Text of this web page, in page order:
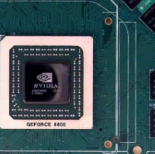
ŽAIDIMAI